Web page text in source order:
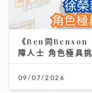
《Ben同Benson
障人士 角色極具
09/07/2026